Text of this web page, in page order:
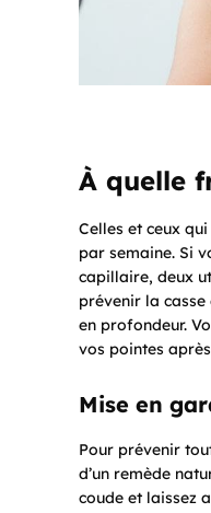
À quelle
Celles et ceux
par semaine. Si
capillaire, deux
prévenir la casse
en profondeur.
vos pointes
Mise en
Pour prévenir
d’un remède
coude et laissez